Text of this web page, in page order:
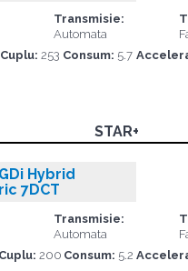
Transmisie:
Automata
Cuplu: 253 Consum: 5.7
STAR+
Hybrid
7DCT
Transmisie:
Automata
Cuplu: 200 Consum: 5.2